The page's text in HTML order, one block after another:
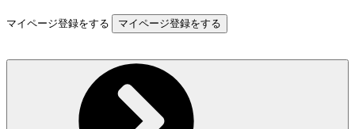
マイページ登録をする